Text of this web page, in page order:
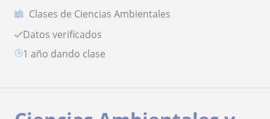
Clases de Ciencias Ambientales
Datos verificados
1 año dando clase